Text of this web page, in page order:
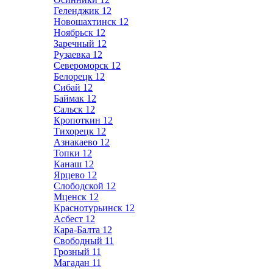
Геленджик 12
Новошахтинск 12
Ноябрьск 12
Заречный 12
Рузаевка 12
Североморск 12
Белорецк 12
Сибай 12
Баймак 12
Сальск 12
Кропоткин 12
Тихорецк 12
Азнакаево 12
Топки 12
Канаш 12
Ярцево 12
Слободской 12
Мценск 12
Краснотурьинск 12
Асбест 12
Кара-Балта 12
Свободный 11
Грозный 11
Магадан 11